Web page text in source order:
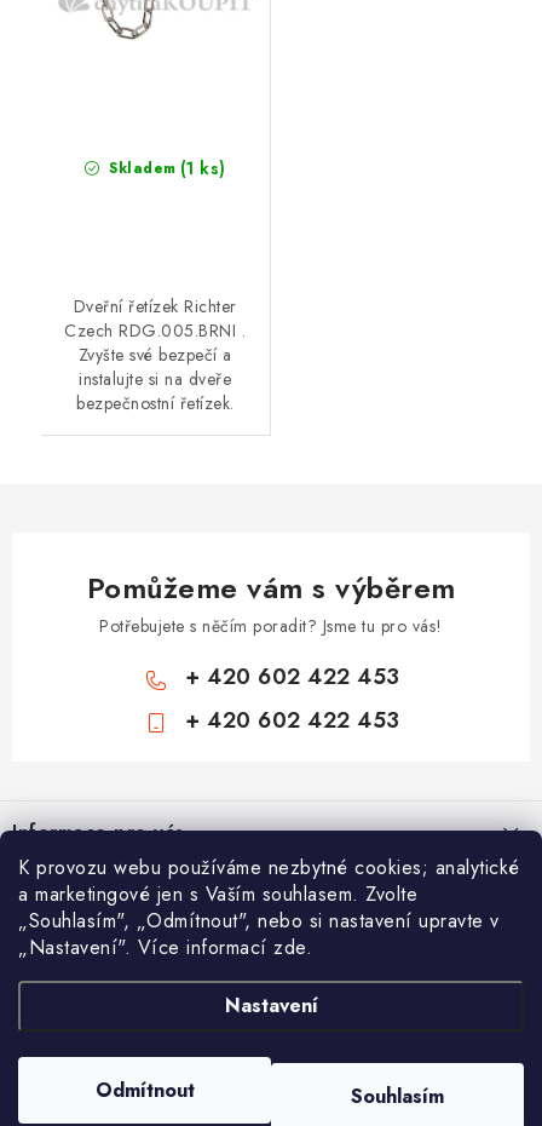
K provozu webu používáme nezbytné cookies; analytické
a marketingové jen s Vaším souhlasem. Zvolte
„Souhlasím", „Odmítnout", nebo si nastavení upravte v
„Nastavení". Více informací zde.
Nastavení
Odmítnout Souhlasím
Skladem (1 ks)
Dveřní řetízek Richter
Czech RDG.005.BRNI .
Zvyšte své bezpečí a
instalujte si na dveře
bezpečnostní řetízek.
Pomůžeme vám s výběrem
Potřebujete s něčím poradit? Jsme tu pro vás!
+ 420 602 422 453
+ 420 602 422 453
á
pInformace pro vás
Zámečnické služby
Státní instituce
Bezpečnostní třídy - PYRAMIDA BEZPEČNOSTI
Zabezpečení domů
Zabezpečení firem (administrativních budov) a tovarních komplexů
Nákupní košík
0KS /0 KČ
Vyhledávání
HLEDAT
AAA Trezory VA & MA, s.r.o.
. Všechna práva vyhrazena.
Upravit nastavení